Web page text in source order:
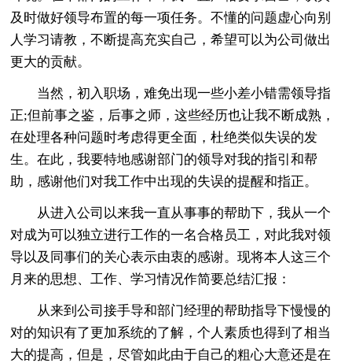
及时做好领导布置的每一项任务。不懂的问题虚心向别
人学习请教，不断提高充实自己，希望可以为公司做出
更大的贡献。
当然，初入职场，难免出现一些小差小错需领导指
正;但前事之鉴，后事之师，这些经历也让我不断成熟，
在处理各种问题时考虑得更全面，杜绝类似失误的发
生。在此，我要特地感谢部门的领导对我的指引和帮
助，感谢他们对我工作中出现的失误的提醒和指正。
从进入公司以来我一直从事事的帮助下，我从一个
对成为可以独立进行工作的一名合格员工，对此我对领
导以及同事们的关心表示由衷的感谢。现将本人这三个
月来的思想、工作、学习情况作简要总结汇报：
从来到公司接手导和部门经理的帮助指导下慢慢的
对的知识有了更加系统的了解，个人素质也得到了相当
大的提高，但是，尽管如此由于自己的粗心大意还是在